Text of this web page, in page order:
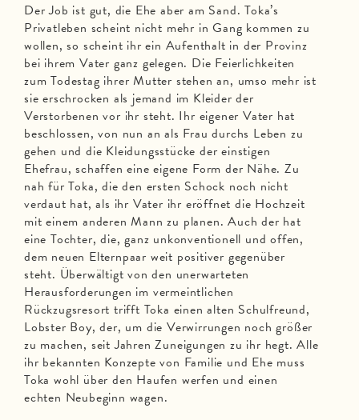
Der Job ist gut, die Ehe aber am Sand. Toka’s
Privatleben scheint nicht mehr in Gang kommen zu
wollen, so scheint ihr ein Aufenthalt in der Provinz
bei ihrem Vater ganz gelegen. Die Feierlichkeiten
zum Todestag ihrer Mutter stehen an, umso mehr ist
sie erschrocken als jemand im Kleider der
Verstorbenen vor ihr steht. Ihr eigener Vater hat
beschlossen, von nun an als Frau durchs Leben zu
gehen und die Kleidungsstücke der einstigen
Ehefrau, schaffen eine eigene Form der Nähe. Zu
nah für Toka, die den ersten Schock noch nicht
verdaut hat, als ihr Vater ihr eröffnet die Hochzeit
mit einem anderen Mann zu planen. Auch der hat
eine Tochter, die, ganz unkonventionell und offen,
dem neuen Elternpaar weit positiver gegenüber
steht. Überwältigt von den unerwarteten
Herausforderungen im vermeintlichen
Rückzugsresort trifft Toka einen alten Schulfreund,
Lobster Boy, der, um die Verwirrungen noch größer
zu machen, seit Jahren Zuneigungen zu ihr hegt. Alle
ihr bekannten Konzepte von Familie und Ehe muss
Toka wohl über den Haufen werfen und einen
echten Neubeginn wagen.